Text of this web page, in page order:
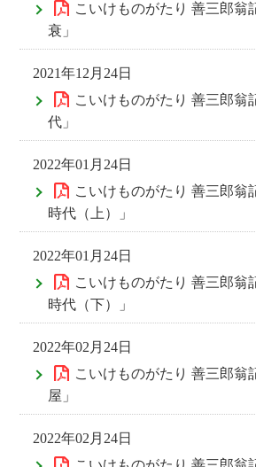
こいけものがたり 善三郎翁
衰」
2021年12月24日
こいけものがたり 善三郎翁
代」
2022年01月24日
こいけものがたり 善三郎翁
時代（上）」
2022年01月24日
こいけものがたり 善三郎翁
時代（下）」
2022年02月24日
こいけものがたり 善三郎翁
屋」
2022年02月24日